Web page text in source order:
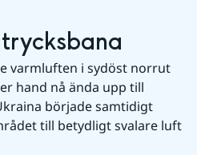
varmluften i sydöst norrut
hand nå ända upp till
började samtidigt
till betydligt svalare luft